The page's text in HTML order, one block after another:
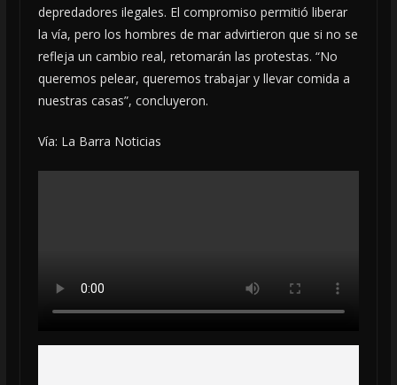
depredadores ilegales. El compromiso permitió liberar
la vía, pero los hombres de mar advirtieron que si no se
refleja un cambio real, retomarán las protestas. “No
queremos pelear, queremos trabajar y llevar comida a
nuestras casas”, concluyeron.
Vía: La Barra Noticias